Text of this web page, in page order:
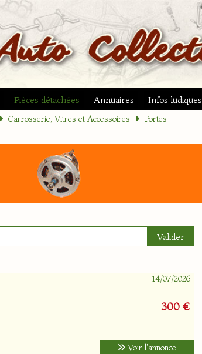
Pièces détachées Annuaires Infos ludiques
Carrosserie, Vitres et Accessoires Portes
14/07/2026
300 €
Voir l'annonce